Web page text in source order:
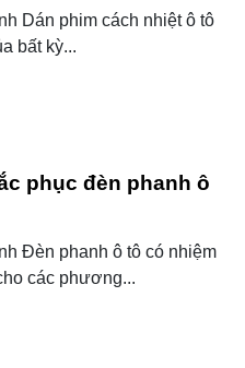
Dán phim cách nhiệt ô tô
bất kỳ...
phục đèn phanh ô
Đèn phanh ô tô có nhiệm
các phương...